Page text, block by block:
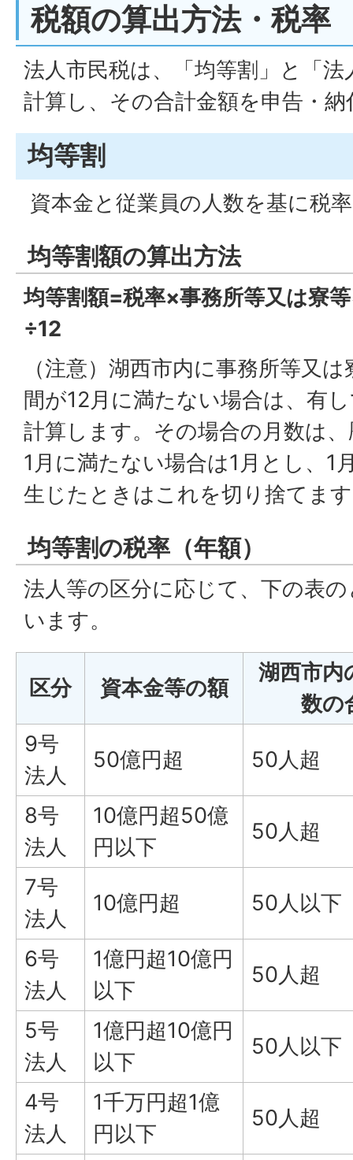
税額の算出方法・税率
法人市民税は、「均等割」と「
計算し、その合計金額を申告・
均等割
資本金と従業員の人数を基に税
均等割額の算出方法
均等割額=税率×事務所等又は寮
÷12
（注意）湖西市内に事務所等又
間が12月に満たない場合は、有
計算します。その場合の月数は
1月に満たない場合は1月とし、1
生じたときはこれを切り捨てま
均等割の税率（年額）
法人等の区分に応じて、下の表
います。
区分 資本金等の額
湖西市内
数の
9号
法人
50億円超 50人超
8号
法人
10億円超50億
円以下
50人超
7号
法人
10億円超 50人以下
6号
法人
1億円超10億円
以下
50人超
5号
法人
1億円超10億円
以下
50人以下
4号
法人
1千万円超1億
円以下
50人超